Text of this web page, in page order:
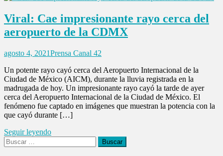
Viral: Cae impresionante rayo cerca del
aeropuerto de la CDMX
agosto 4, 2021Prensa Canal 42
Un potente rayo cayó cerca del Aeropuerto Internacional de la
Ciudad de México (AICM), durante la lluvia registrada en la
madrugada de hoy. Un impresionante rayo cayó la tarde de ayer
cerca del Aeropuerto Internacional de la Ciudad de México. El
fenómeno fue captado en imágenes que muestran la potencia con la
que cayó durante […]
Seguir leyendo
Buscar: